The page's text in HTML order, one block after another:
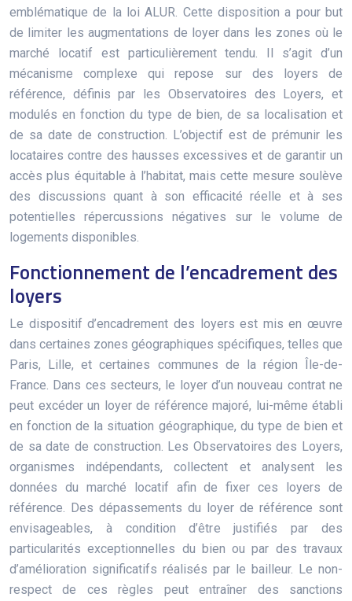
emblématique de la loi ALUR. Cette disposition a pour but
de limiter les augmentations de loyer dans les zones où le
marché locatif est particulièrement tendu. Il s’agit d’un
mécanisme complexe qui repose sur des loyers de
référence, définis par les Observatoires des Loyers, et
modulés en fonction du type de bien, de sa localisation et
de sa date de construction. L’objectif est de prémunir les
locataires contre des hausses excessives et de garantir un
accès plus équitable à l’habitat, mais cette mesure soulève
des discussions quant à son efficacité réelle et à ses
potentielles répercussions négatives sur le volume de
logements disponibles.
Fonctionnement de l’encadrement des
loyers
Le dispositif d’encadrement des loyers est mis en œuvre
dans certaines zones géographiques spécifiques, telles que
Paris, Lille, et certaines communes de la région Île-de-
France. Dans ces secteurs, le loyer d’un nouveau contrat ne
peut excéder un loyer de référence majoré, lui-même établi
en fonction de la situation géographique, du type de bien et
de sa date de construction. Les Observatoires des Loyers,
organismes indépendants, collectent et analysent les
données du marché locatif afin de fixer ces loyers de
référence. Des dépassements du loyer de référence sont
envisageables, à condition d’être justifiés par des
particularités exceptionnelles du bien ou par des travaux
d’amélioration significatifs réalisés par le bailleur. Le non-
respect de ces règles peut entraîner des sanctions